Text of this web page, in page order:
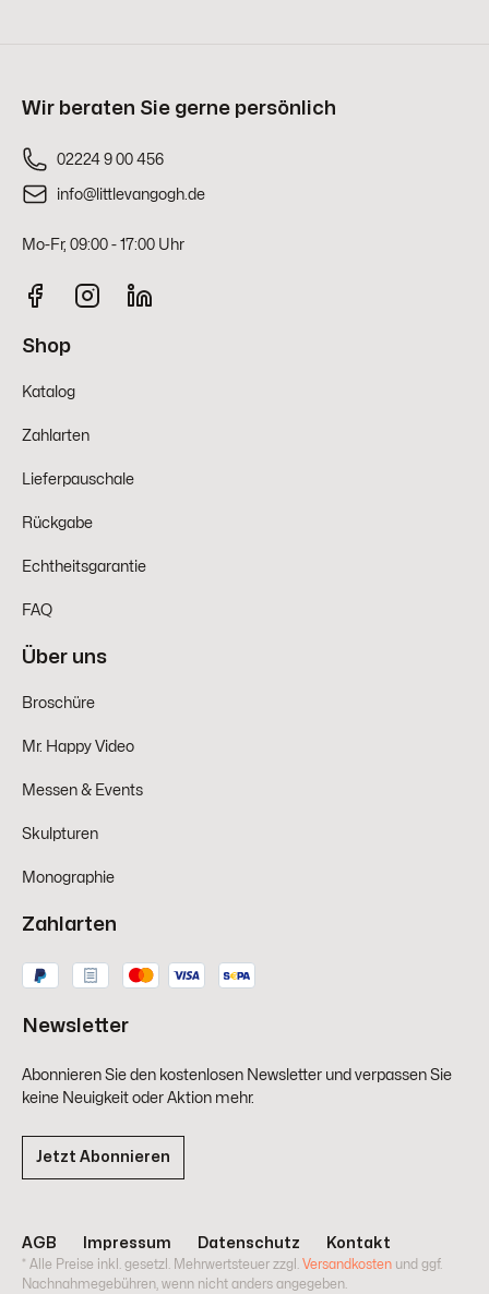
Wir beraten Sie gerne persönlich
02224 9 00 456
info@littlevangogh.de
Mo-Fr, 09:00 - 17:00 Uhr
Shop
Katalog
Zahlarten
Lieferpauschale
Rückgabe
Echtheitsgarantie
FAQ
Über uns
Broschüre
Mr. Happy Video
Messen & Events
Skulpturen
Monographie
Zahlarten
Newsletter
Abonnieren Sie den kostenlosen Newsletter und verpassen Sie
keine Neuigkeit oder Aktion mehr.
Jetzt Abonnieren
AGB Impressum Datenschutz Kontakt
* Alle Preise inkl. gesetzl. Mehrwertsteuer zzgl. Versandkosten und ggf.
Nachnahmegebühren, wenn nicht anders angegeben.